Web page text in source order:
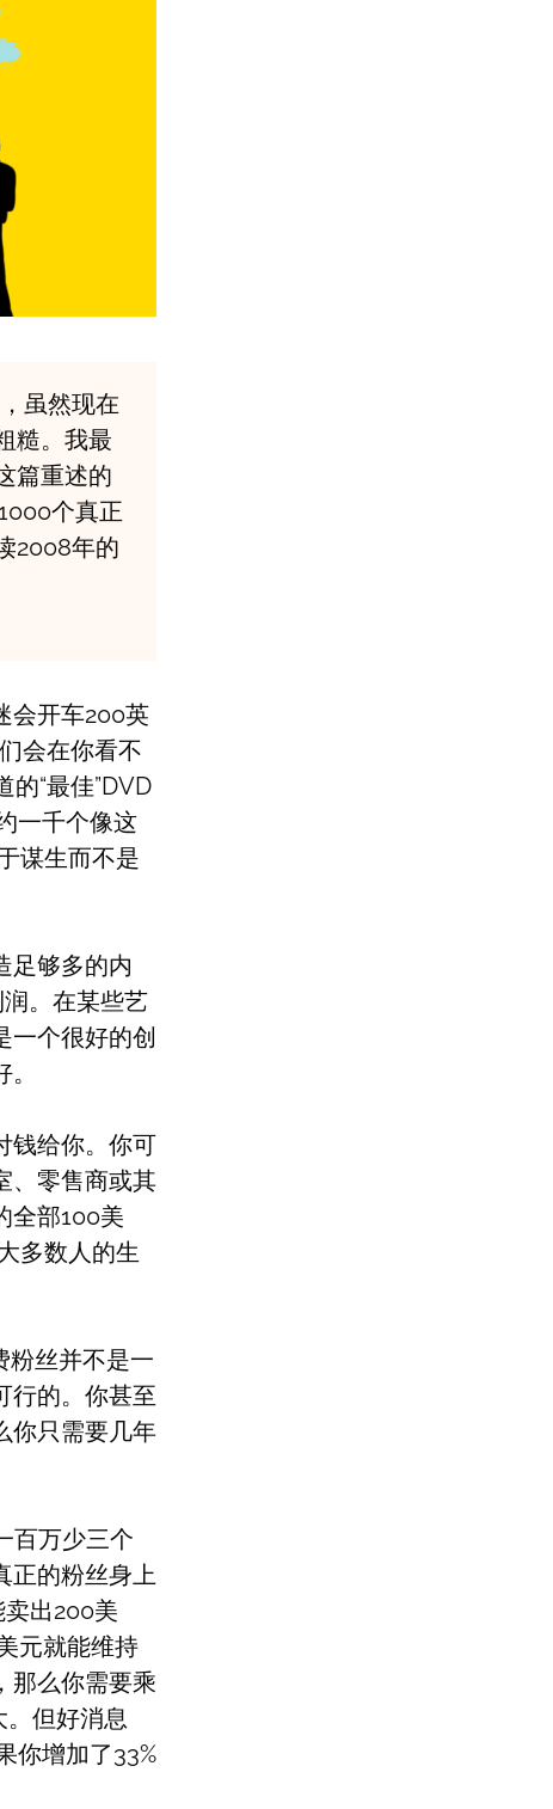
虽然现在
糙。我最
篇重述的
个真正
2008年的
会开车200英
会在你看不
“最佳”DVD
一千个像这
谋生而不是
足够多的内
。在某些艺
一个很好的创
钱给你。你可
、零售商或其
全部100美
多数人的生
粉丝并不是一
行的。你甚至
你只需要几年
百万少三个
正的粉丝身上
出200美
元就能维持
那么你需要乘
但好消息
你增加了33%